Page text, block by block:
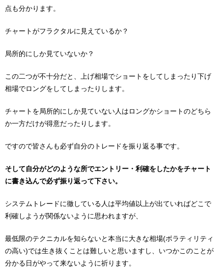
点も分かります。
チャートがフラクタルに見えているか？
局所的にしか見ていないか？
この二つが不十分だと、上げ相場でショートをしてしまったり下げ
相場でロングをしてしまったりします。
チャートを局所的にしか見ていない人はロングかショートのどちら
か一方だけが得意だったりします。
ですので皆さんも必ず自分のトレードを振り返る事です。
そして自分がどのような所でエントリー・利確をしたかをチャート
に書き込んで必ず振り返って下さい。
システムトレードに徹している人は平均値以上が出ていればどこで
利確しようが関係ないように思われますが、
最低限のテクニカルを知らないと本当に大きな相場(ボラティリティ
の高い)では生き抜くことは難しいと思いますし、いつかこのことが
分かる日がやって来ないように祈ります。